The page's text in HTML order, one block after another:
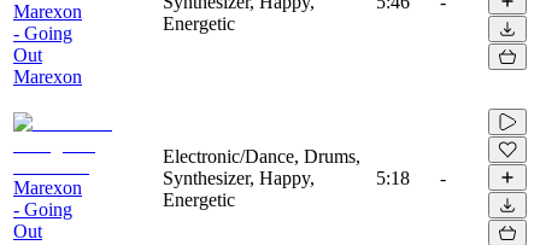
Marexon
- Going
Out
Marexon
Energetic
Marexon
- Going
Out
Electronic/Dance, Drums,
Synthesizer, Happy,
Energetic
5:18 -